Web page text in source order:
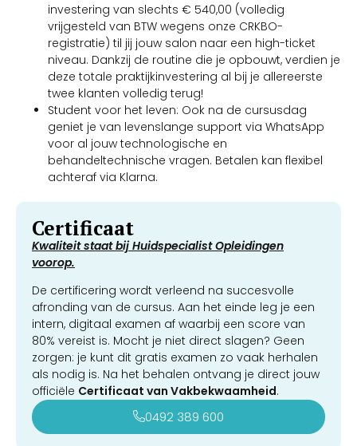
investering van slechts € 540,00 (volledig
vrijgesteld van BTW wegens onze CRKBO-
registratie) til jij jouw salon naar een high-ticket
niveau. Dankzij de routine die je opbouwt, verdien je
deze totale praktijkinvestering al bij je allereerste
twee klanten volledig terug!
Student voor het leven: Ook na de cursusdag
geniet je van levenslange support via WhatsApp
voor al jouw technologische en
behandeltechnische vragen. Betalen kan flexibel
achteraf via Klarna.
Certificaat
Kwaliteit staat bij Huidspecialist Opleidingen
voorop.
De certificering wordt verleend na succesvolle
afronding van de cursus. Aan het einde leg je een
intern, digitaal examen af waarbij een score van
80% vereist is. Mocht je niet direct slagen? Geen
zorgen: je kunt dit gratis examen zo vaak herhalen
als nodig is. Na het behalen ontvang je direct jouw
officiële Certificaat van Vakbekwaamheid.
0492 389 600